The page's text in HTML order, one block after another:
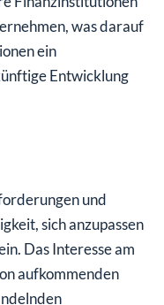
was darauf
ein
Entwicklung
und
sich anzupassen
Das Interesse am
aufkommenden